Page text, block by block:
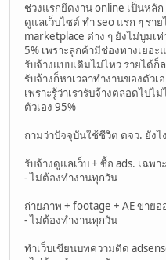
ช่วงแรกยึดงาน online เป็นหลั
ดูแลเว็บไซต์ ทำ seo แรก ๆ รา
marketplace ต่าง ๆ ยังไม่บูมเ
5% เพราะลูกค้ามีช่องทางเยอะ
รับจ้างแบบเดิมไม่ไหว รายได้
รับจ้างก็หาเวลาทำงานของตัว
เพราะรู้ว่าเรารับจ้างตลอดไป
ตัวเอง 95%
ถามว่าปัจจุบันใช้ชีวิต ตจว. ยังไ
รับจ้างดูแลเว็บ + ซื้อ ads. เฉพ
- ไม่ต้องทำงานทุกวัน
ถ่ายภาพ + footage + AE ขาย
- ไม่ต้องทำงานทุกวัน
ทำเว็บเขียนบทความติด